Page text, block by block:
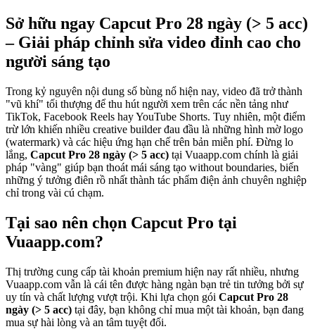
Sở hữu ngay Capcut Pro 28 ngày (> 5 acc)
– Giải pháp chỉnh sửa video đỉnh cao cho
người sáng tạo
Trong kỷ nguyên nội dung số bùng nổ hiện nay, video đã trở thành
"vũ khí" tối thượng để thu hút người xem trên các nền tảng như
TikTok, Facebook Reels hay YouTube Shorts. Tuy nhiên, một điểm
trừ lớn khiến nhiều creative builder đau đầu là những hình mờ logo
(watermark) và các hiệu ứng hạn chế trên bản miễn phí. Đừng lo
lắng, Capcut Pro 28 ngày (> 5 acc) tại Vuaapp.com chính là giải
pháp "vàng" giúp bạn thoát mái sáng tạo without boundaries, biến
những ý tưởng điên rồ nhất thành tác phẩm điện ảnh chuyên nghiệp
chỉ trong vài cú chạm.
Tại sao nên chọn Capcut Pro tại
Vuaapp.com?
Thị trường cung cấp tài khoản premium hiện nay rất nhiều, nhưng
Vuaapp.com vẫn là cái tên được hàng ngàn bạn trẻ tin tưởng bởi sự
uy tín và chất lượng vượt trội. Khi lựa chọn gói Capcut Pro 28
ngày (> 5 acc) tại đây, bạn không chỉ mua một tài khoản, bạn đang
mua sự hài lòng và an tâm tuyệt đối.